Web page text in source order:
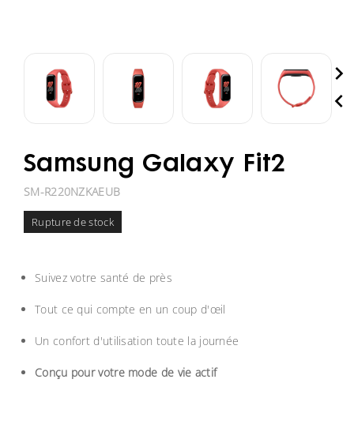


Samsung Galaxy Fit2
SM-R220NZKAEUB
Rupture de stock
Suivez votre santé de près
Tout ce qui compte en un coup d'œil
Un confort d'utilisation toute la journée
Conçu pour votre mode de vie actif